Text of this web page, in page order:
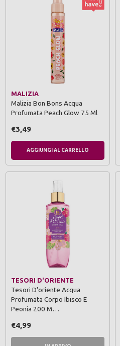
MALIZIA
Malizia Bon Bons Acqua
Profumata Peach Glow 75 Ml
€3,49
AGGIUNGI AL CARRELLO
TESORI D'ORIENTE
Tesori D'oriente Acqua
Profumata Corpo Ibisco E
Peonia 200 M…
€4,99